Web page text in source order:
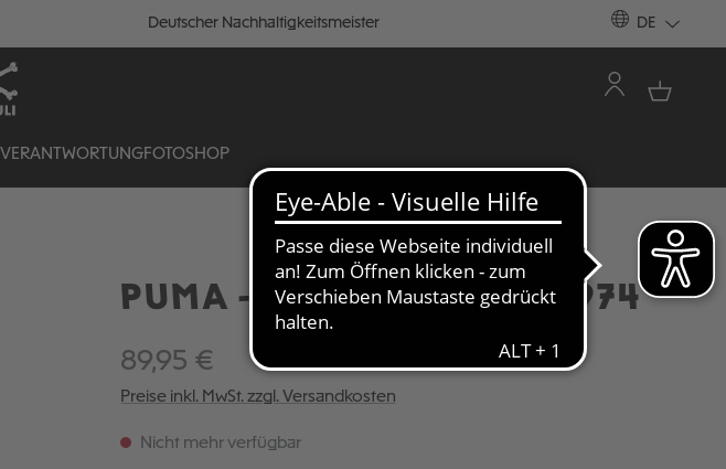
Deutscher Nachhaltigkeitsmeister DE
VERANTWORTUNGFOTOSHOP
PUMA - SONDERTRIKOT 1974
89,95 €
Preise inkl. MwSt. zzgl. Versandkosten
Nicht mehr verfügbar